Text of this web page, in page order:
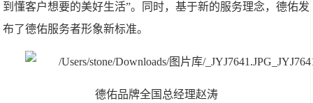
到懂客户想要的美好生活”。同时，基于新的服务理念，德佑发
布了德佑服务者形象新标准。
德佑品牌全国总经理赵涛